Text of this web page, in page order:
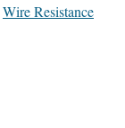
Wire Resistance